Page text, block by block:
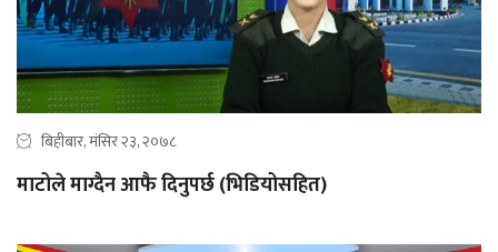
बिहीबार, मंसिर २३, २०७८
माटोले माग्दैन आफै दिनुपर्छ (भिडियोसहित)